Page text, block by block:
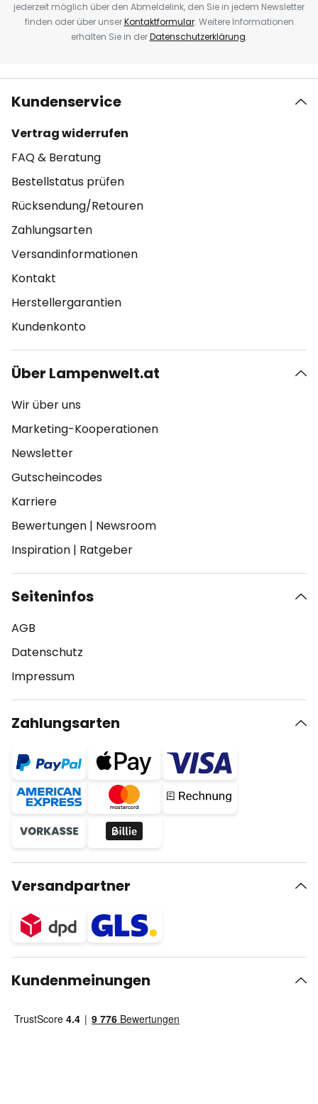
jederzeit möglich über den Abmeldelink, den Sie in jedem Newsletter
finden oder über unserKontaktformular. Weitere Informationen
erhalten Sie in derDatenschutzerklärung.
Kundenservice
Vertrag widerrufen
FAQ & Beratung
Bestellstatus prüfen
Rücksendung/Retouren
Zahlungsarten
Versandinformationen
Kontakt
Herstellergarantien
Kundenkonto
Über Lampenwelt.at
Wir über uns
Marketing-Kooperationen
Newsletter
Gutscheincodes
Karriere
Bewertungen | Newsroom
Inspiration | Ratgeber
Seiteninfos
AGB
Datenschutz
Impressum
Zahlungsarten
Versandpartner
Kundenmeinungen